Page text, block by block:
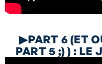
▶PART 6 (ET
PART 5 ;) ) : LE